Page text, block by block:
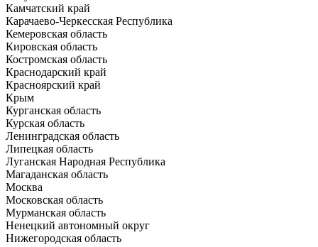
Камчатский край
Карачаево-Черкесская Республика
Кемеровская область
Кировская область
Костромская область
Краснодарский край
Красноярский край
Крым
Курганская область
Курская область
Ленинградская область
Липецкая область
Луганская Народная Республика
Магаданская область
Москва
Московская область
Мурманская область
Ненецкий автономный округ
Нижегородская область